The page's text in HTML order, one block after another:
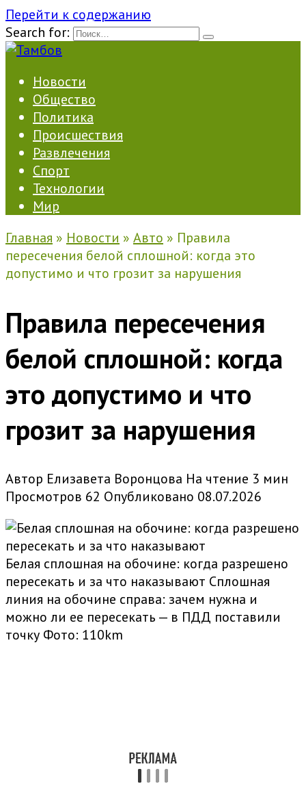
Перейти к содержанию
Search for:
Новости
Общество
Политика
Происшествия
Развлечения
Спорт
Технологии
Мир
Главная » Новости » Авто » Правила
пересечения белой сплошной: когда это
допустимо и что грозит за нарушения
Правила пересечения
белой сплошной: когда
это допустимо и что
грозит за нарушения
Автор Елизавета Воронцова На чтение 3 мин
Просмотров 62 Опубликовано 08.07.2026
Белая сплошная на обочине: когда разрешено
пересекать и за что наказывают Сплошная
линия на обочине справа: зачем нужна и
можно ли ее пересекать — в ПДД поставили
точку Фото: 110km